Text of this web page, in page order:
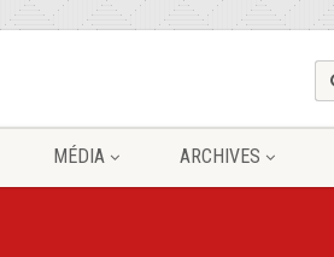
MÉDIA ARCHIVES